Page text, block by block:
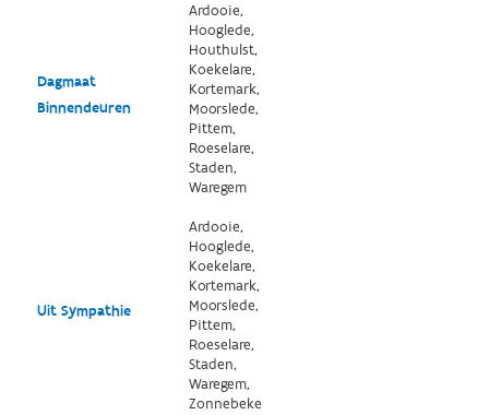
Dagmaat
Binnendeuren
Ardooie,
Hooglede,
Houthulst,
Koekelare,
Kortemark,
Moorslede,
Pittem,
Roeselare,
Staden,
Waregem
Uit Sympathie
Ardooie,
Hooglede,
Koekelare,
Kortemark,
Moorslede,
Pittem,
Roeselare,
Staden,
Waregem,
Zonnebeke